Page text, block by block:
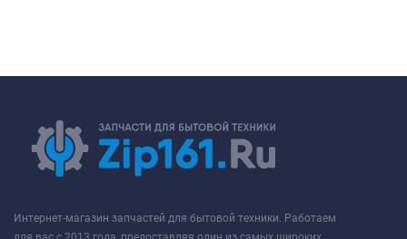
Интернет-магазин запчастей для бытовой техники. Работаем